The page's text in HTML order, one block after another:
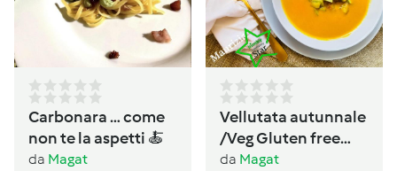
Carbonara … come
non te la aspetti 🍝
da Magat
Vellutata autunnale
/Veg Gluten free
Lactos free
da Magat